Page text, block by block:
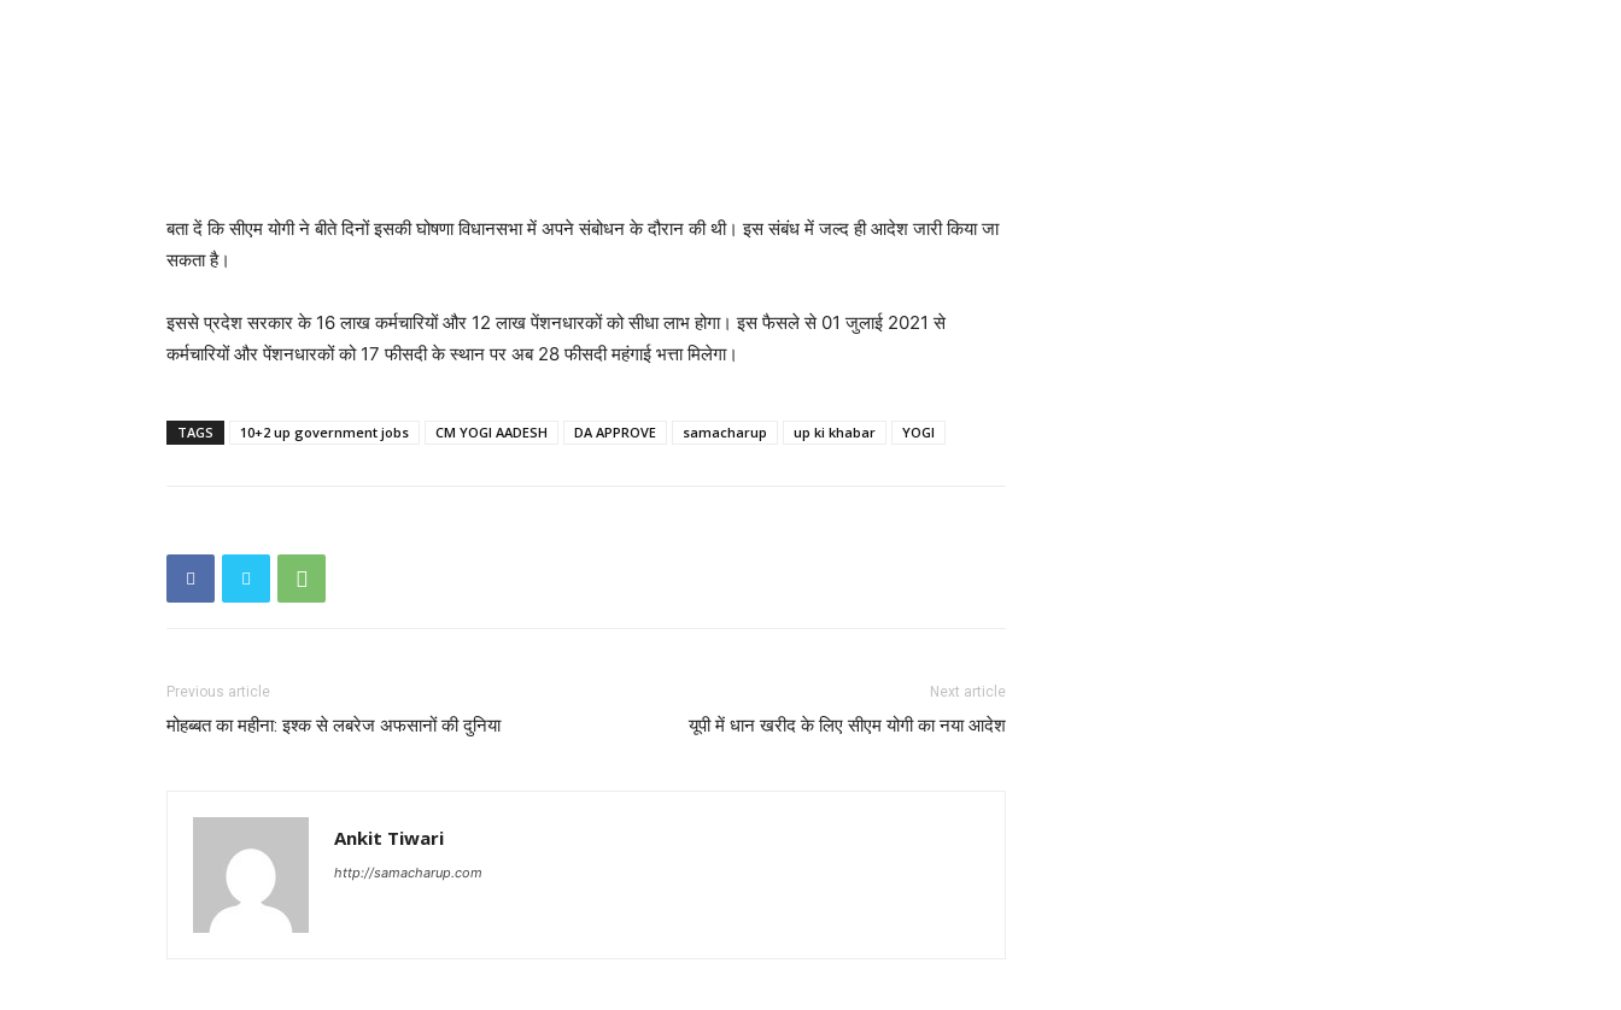
बता दें कि सीएम योगी ने बीते दिनों इसकी घोषणा विधानसभा में अपने संबोधन के दौरान की थी। इस संबंध में जल्द ही आदेश जारी किया जा
सकता है।
इससे प्रदेश सरकार के 16 लाख कर्मचारियों और 12 लाख पेंशनधारकों को सीधा लाभ होगा। इस फैसले से 01 जुलाई 2021 से
कर्मचारियों और पेंशनधारकों को 17 फीसदी के स्थान पर अब 28 फीसदी महंगाई भत्ता मिलेगा।
TAGS 10+2 up government jobs CM YOGI AADESH DA APPROVE samacharup up ki khabar YOGI
Previous article
मोहब्बत का महीना: इश्क से लबरेज अफसानों की दुनिया
Next article
यूपी में धान खरीद के लिए सीएम योगी का नया आदेश
Ankit Tiwari
http://samacharup.com